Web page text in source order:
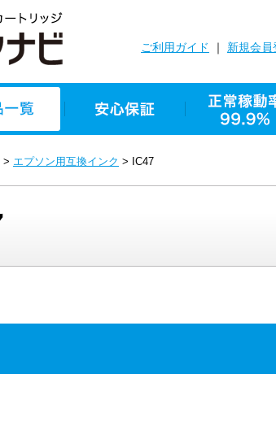
ご利用ガイド ｜ 新規会員
> エプソン用互換インク > IC47